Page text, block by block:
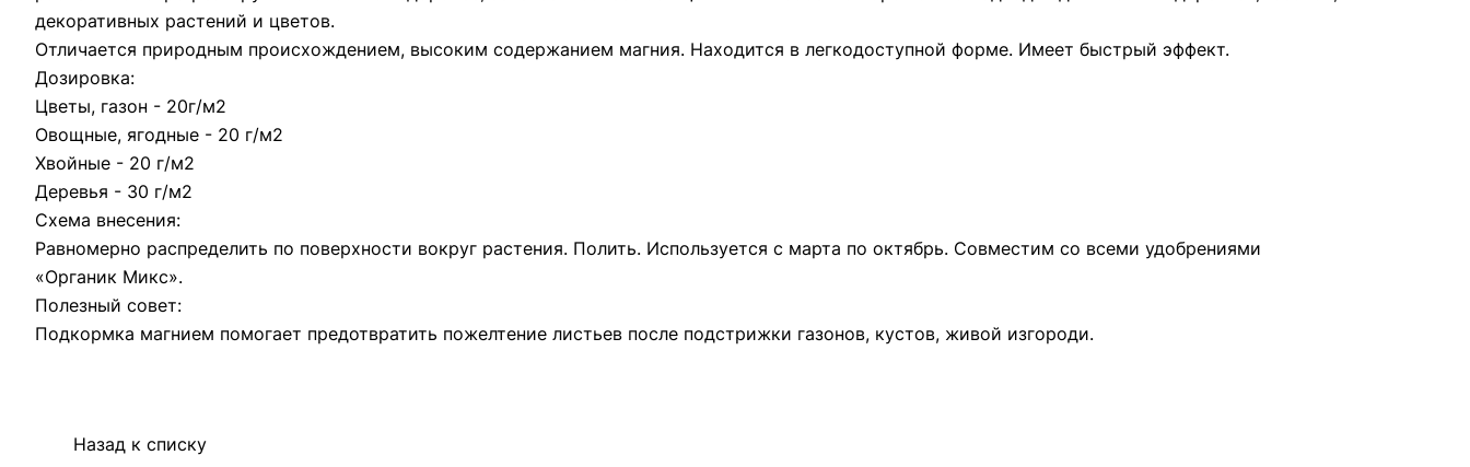
декоративных растений и цветов.
Отличается природным происхождением, высоким содержанием магния. Находится в легкодоступной форме. Имеет быстрый эффект.
Дозировка:
Цветы, газон - 20г/м2
Овощные, ягодные - 20 г/м2
Хвойные - 20 г/м2
Деревья - 30 г/м2
Схема внесения:
Равномерно распределить по поверхности вокруг растения. Полить. Используется с марта по октябрь. Совместим со всеми удобрениями
«Органик Микс».
Полезный совет:
Подкормка магнием помогает предотвратить пожелтение листьев после подстрижки газонов, кустов, живой изгороди.
Назад к списку